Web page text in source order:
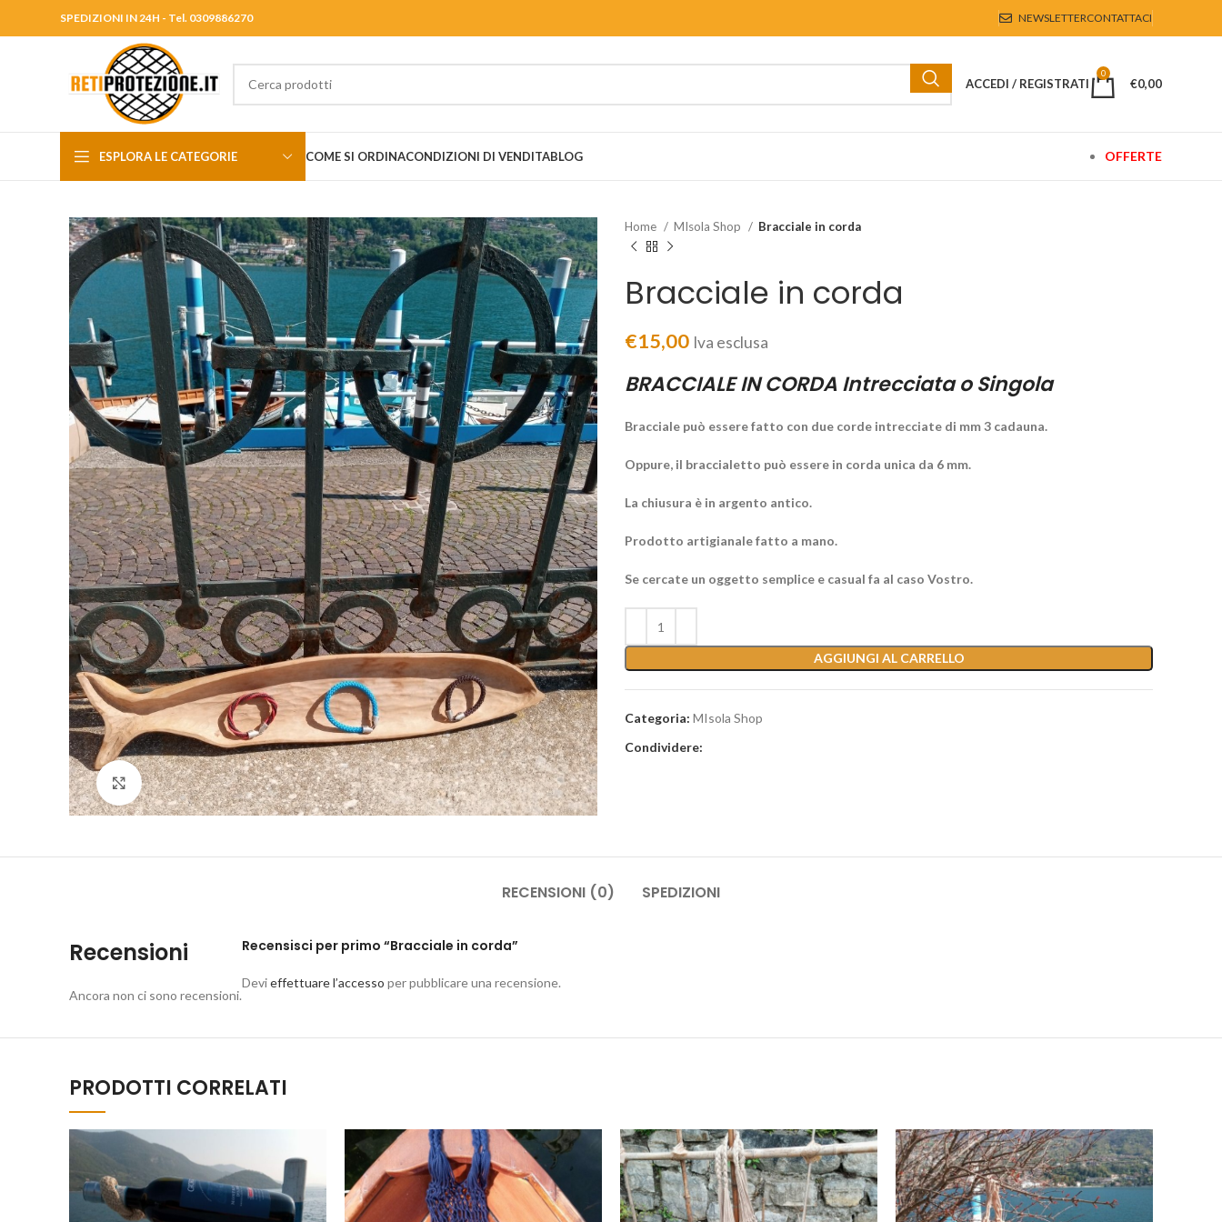
SPEDIZIONI IN 24H - Tel. 0309886270 NEWSLETTERCONTATTACI
ACCEDI / REGISTRATI
0
€0,00
ESPLORA LE CATEGORIE COME SI ORDINACONDIZIONI DI VENDITABLOG OFFERTE
Clicca per ingrandire
Home MIsola Shop Bracciale in corda
Bracciale in corda
€15,00 Iva esclusa
BRACCIALE IN CORDA Intrecciata o Singola
Bracciale può essere fatto con due corde intrecciate di mm 3 cadauna.
Oppure, il braccialetto può essere in corda unica da 6 mm.
La chiusura è in argento antico.
Prodotto artigianale fatto a mano.
Se cercate un oggetto semplice e casual fa al caso Vostro.
AGGIUNGI AL CARRELLO
Categoria: MIsola Shop
Condividere:
RECENSIONI (0) SPEDIZIONI
Recensioni
Ancora non ci sono recensioni.
Recensisci per primo “Bracciale in corda”
Devieffettuare l’accesso per pubblicare una recensione.
PRODOTTI CORRELATI